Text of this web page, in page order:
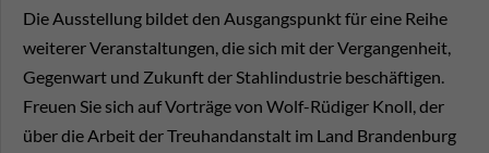
Die Ausstellung bildet den Ausgangspunkt für eine Reihe
weiterer Veranstaltungen, die sich mit der Vergangenheit,
Gegenwart und Zukunft der Stahlindustrie beschäftigen.
Freuen Sie sich auf Vorträge von Wolf-Rüdiger Knoll, der
über die Arbeit der Treuhandanstalt im Land Brandenburg